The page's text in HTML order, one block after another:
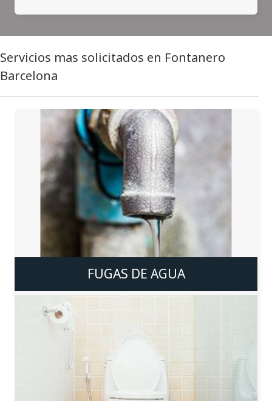
Servicios mas solicitados en Fontanero
Barcelona
FUGAS DE AGUA